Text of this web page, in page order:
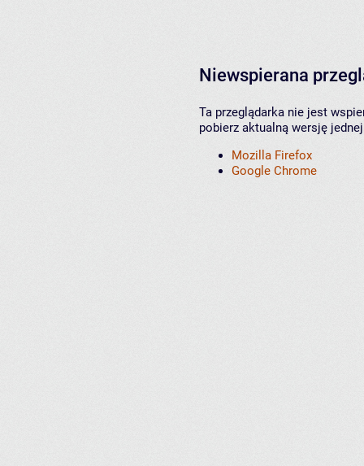
Niewspierana
Ta przeglądarka nie jest
pobierz aktualną wersję
Mozilla Firefox
Google Chrome